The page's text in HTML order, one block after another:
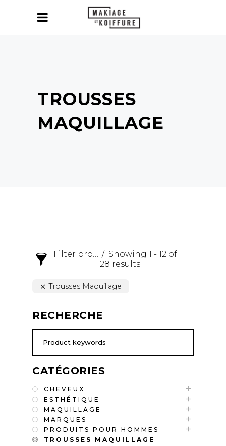
TROUSSES
MAQUILLAGE
Filter products
Showing 1 - 12 of
28 results
Trousses Maquillage
RECHERCHE
CATÉGORIES
CHEVEUX
ESTHÉTIQUE
MAQUILLAGE
MARQUES
PRODUITS POUR HOMMES
TROUSSES MAQUILLAGE